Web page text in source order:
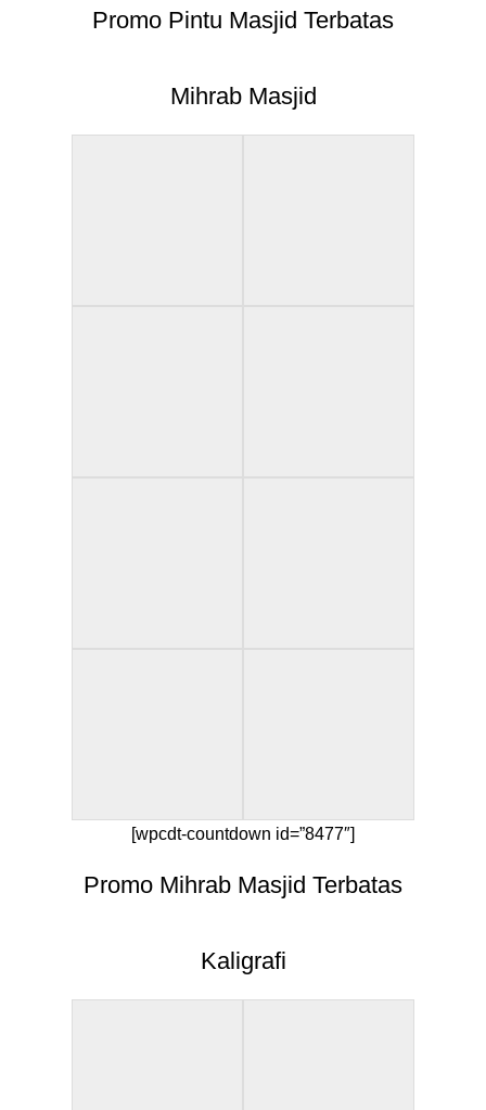
Promo Pintu Masjid Terbatas
Mihrab Masjid
[wpcdt-countdown id=”8477″]
Promo Mihrab Masjid Terbatas
Kaligrafi